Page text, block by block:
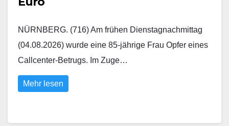
NÜRNBERG. (716) Am frühen Dienstagnachmittag
(04.08.2026) wurde eine 85-jährige Frau Opfer eines
Callcenter-Betrugs. Im Zuge…
Mehr lesen